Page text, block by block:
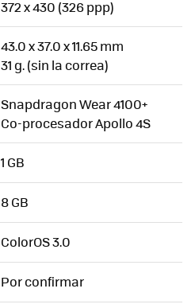
372 x 430 (326 ppp)
43.0 x 37.0 x 11.65 mm
31 g. (sin la correa)
Snapdragon Wear 4100+
Co-procesador Apollo 4S
1 GB
8 GB
ColorOS 3.0
Por confirmar